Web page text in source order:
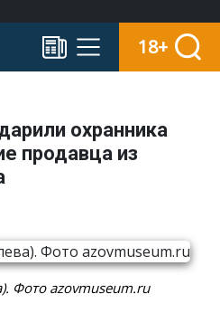
18+
охранника
продавца из
Фото azovmuseum.ru